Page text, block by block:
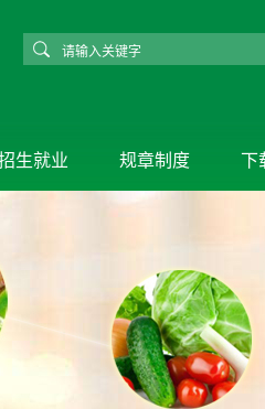
生就业 规章制度 下